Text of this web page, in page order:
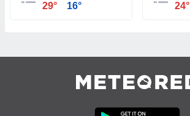
29° 16° 24°